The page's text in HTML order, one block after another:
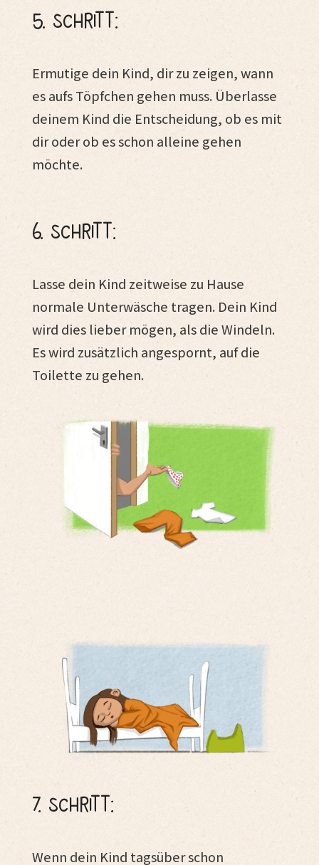
5. Schritt:
Ermutige dein Kind, dir zu zeigen, wann
es aufs Töpfchen gehen muss. Überlasse
deinem Kind die Entscheidung, ob es mit
dir oder ob es schon alleine gehen
möchte.
6. Schritt:
Lasse dein Kind zeitweise zu Hause
normale Unterwäsche tragen. Dein Kind
wird dies lieber mögen, als die Windeln.
Es wird zusätzlich angespornt, auf die
Toilette zu gehen.
7. Schritt:
Wenn dein Kind tagsüber schon